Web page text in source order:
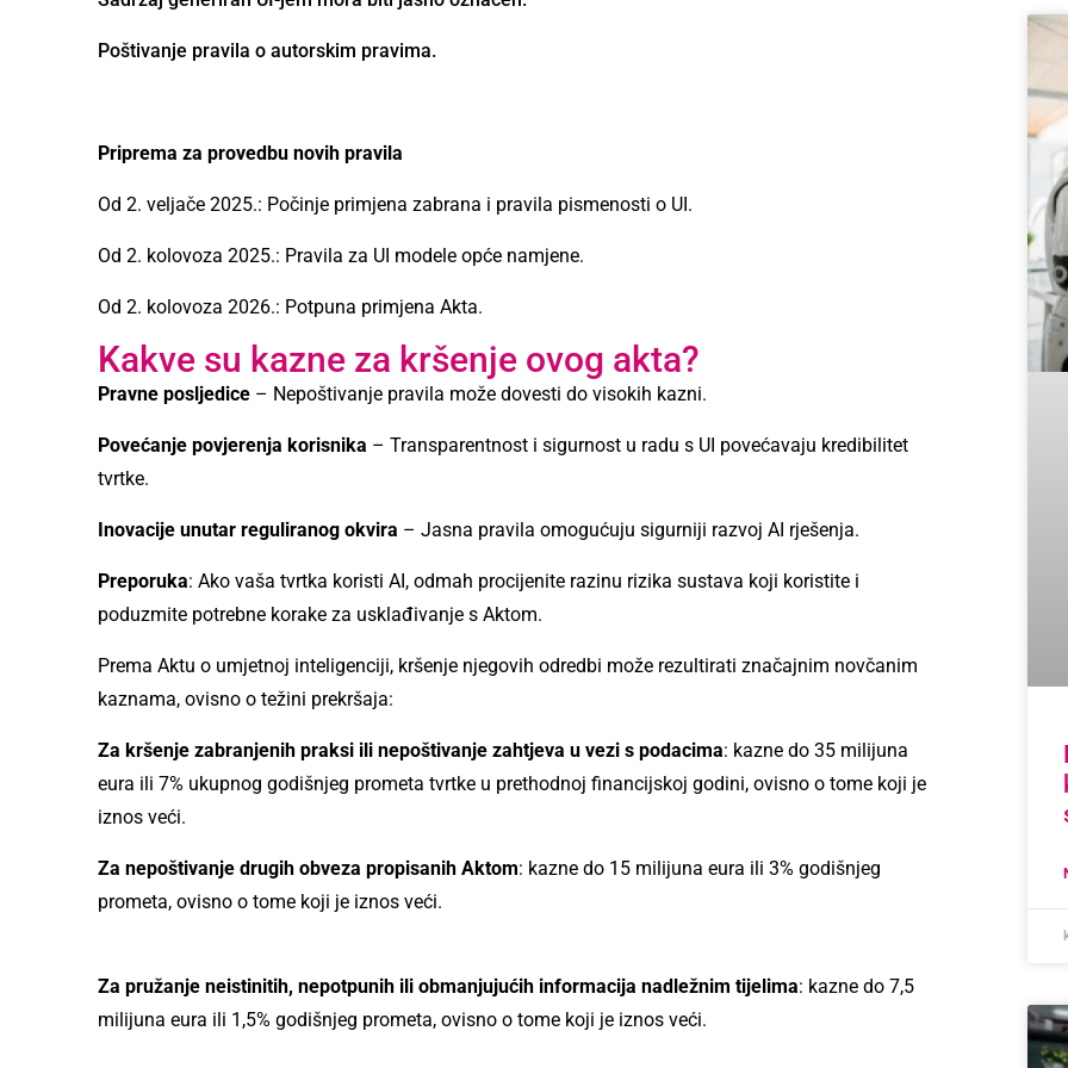
Poštivanje pravila o autorskim pravima.
Priprema za provedbu novih pravila
Od 2. veljače 2025.: Počinje primjena zabrana i pravila pismenosti o UI.
Od 2. kolovoza 2025.: Pravila za UI modele opće namjene.
Od 2. kolovoza 2026.: Potpuna primjena Akta.
Kakve su kazne za kršenje ovog akta?
Pravne posljedice – Nepoštivanje pravila može dovesti do visokih kazni.
Povećanje povjerenja korisnika – Transparentnost i sigurnost u radu s UI povećavaju kredibilitet
tvrtke.
Inovacije unutar reguliranog okvira – Jasna pravila omogućuju sigurniji razvoj AI rješenja.
Preporuka: Ako vaša tvrtka koristi AI, odmah procijenite razinu rizika sustava koji koristite i
poduzmite potrebne korake za usklađivanje s Aktom.
Prema Aktu o umjetnoj inteligenciji, kršenje njegovih odredbi može rezultirati značajnim novčanim
kaznama, ovisno o težini prekršaja:
Za kršenje zabranjenih praksi ili nepoštivanje zahtjeva u vezi s podacima: kazne do 35 milijuna
eura ili 7% ukupnog godišnjeg prometa tvrtke u prethodnoj financijskoj godini, ovisno o tome koji je
iznos veći.
Za nepoštivanje drugih obveza propisanih Aktom: kazne do 15 milijuna eura ili 3% godišnjeg
prometa, ovisno o tome koji je iznos veći.
Za pružanje neistinitih, nepotpunih ili obmanjujućih informacija nadležnim tijelima: kazne do 7,5
milijuna eura ili 1,5% godišnjeg prometa, ovisno o tome koji je iznos veći.